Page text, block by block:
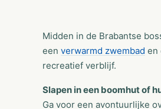
Midden in de Brabantse
een verwarmd zwembad en
recreatief verblijf.
Slapen in een boomhut of
Ga voor een avontuurlijke